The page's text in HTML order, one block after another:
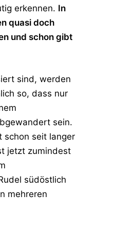
erkennen. In
quasi doch
und schon gibt
sind, werden
so, dass nur
sein.
schon seit langer
jetzt zumindest
südöstlich
mehreren